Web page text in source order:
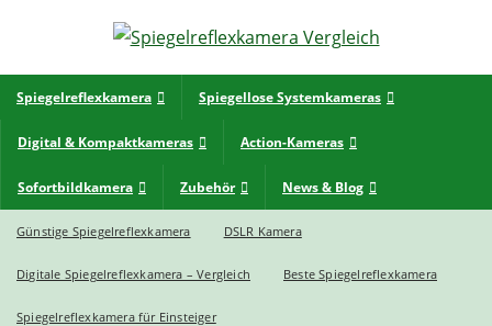
Spiegelreflexkamera Spiegellose Systemkameras
Digital & Kompaktkameras Action-Kameras
Sofortbildkamera Zubehör News & Blog
Günstige Spiegelreflexkamera DSLR Kamera
Digitale Spiegelreflexkamera – Vergleich Beste Spiegelreflexkamera
Spiegelreflexkamera für Einsteiger